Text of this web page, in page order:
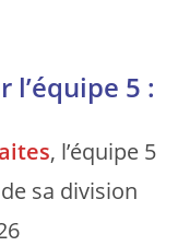
l’équipe 5 :
, l’équipe 5
sa division